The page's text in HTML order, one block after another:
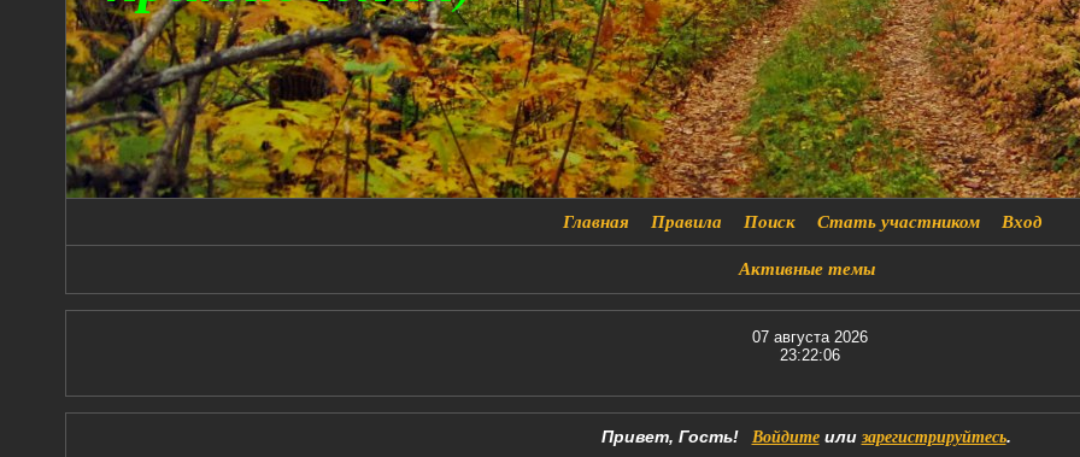
Главная Правила Поиск Стать участником Вход
Активные темы
07 августа 2026
23:22:07
Привет, Гость! Войдитеили зарегистрируйтесь.